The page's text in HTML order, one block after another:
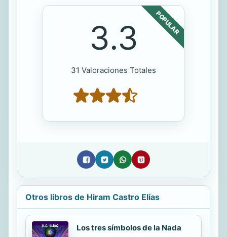
POPULAR
3.3
31 Valoraciones Totales
Otros libros de Hiram Castro Elías
Los tres símbolos de la Nada